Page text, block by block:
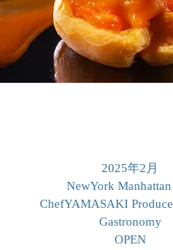
2025年2月
NewYork
​ChefYAMASAKI
Gastronomy
OPEN